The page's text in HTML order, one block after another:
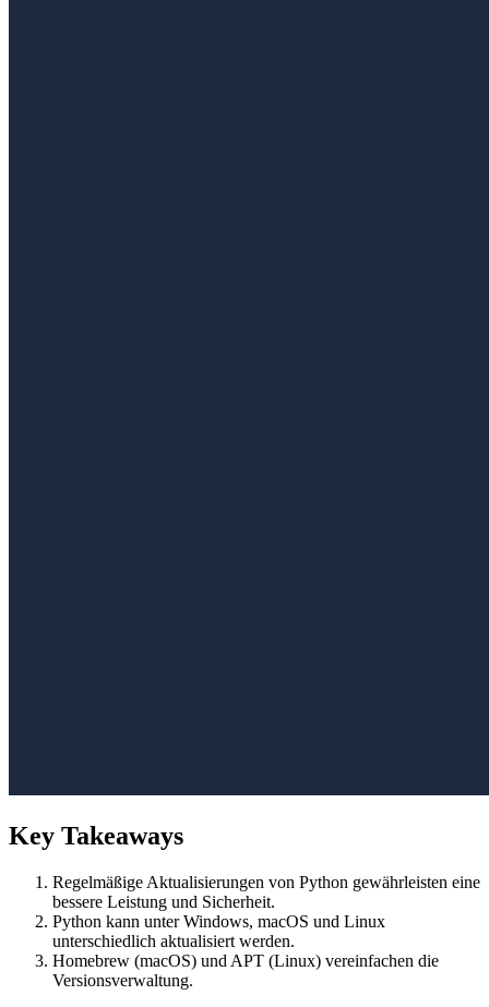
Key Takeaways
Regelmäßige Aktualisierungen von Python gewährleisten eine
bessere Leistung und Sicherheit.
Python kann unter Windows, macOS und Linux
unterschiedlich aktualisiert werden.
Homebrew (macOS) und APT (Linux) vereinfachen die
Versionsverwaltung.